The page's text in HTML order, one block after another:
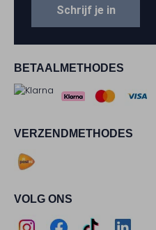
BETAALMETHODES
VERZENDMETHODES
VOLG ONS
Schrijf je in